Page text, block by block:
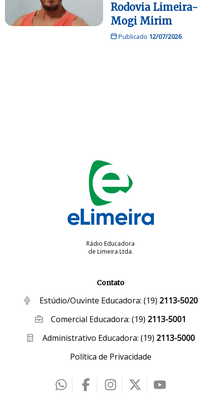
Rodovia Limeira-
Mogi Mirim
Publicado 12/07/2026
Rádio Educadora
de Limeira Ltda.
Contato
Estúdio/Ouvinte Educadora: (19) 2113-5020
Comercial Educadora:(19) 2113-5001
Administrativo Educadora: (19) 2113-5000
Política de Privacidade